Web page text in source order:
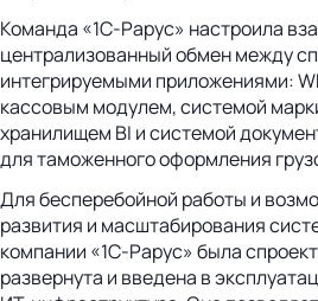
Команда «1С‑Рарус» настроила
централизованный обмен между
интегрируемыми приложениями:
кассовым модулем, системой
хранилищем BI и системой
для таможенного оформления
Для бесперебойной работы и
развития и масштабирования
компании «1С‑Рарус» была
развернута и введена в